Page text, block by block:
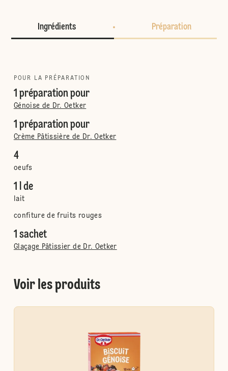
Ingrédients Préparation
POUR LA PRÉPARATION
1 préparation pour
Génoise de Dr. Oetker
1 préparation pour
Crème Pâtissière de Dr. Oetker
4
oeufs
1 l de
lait
confiture de fruits rouges
1 sachet
Glaçage Pâtissier de Dr. Oetker
Voir les produits